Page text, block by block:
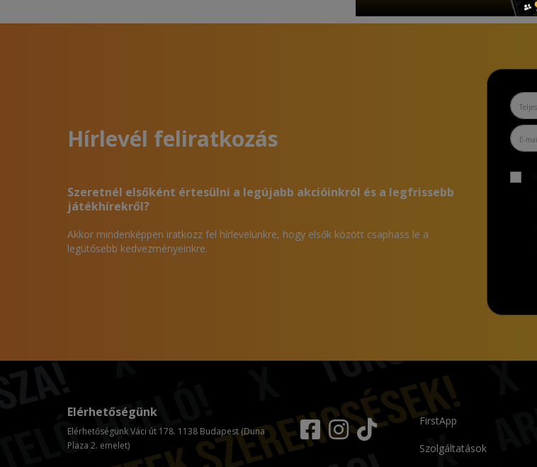
Hírlevél feliratkozás
Szeretnél elsőként értesülni a legújabb akcióinkról és a legfrissebb
játékhírekről?
Akkor mindenképpen iratkozz fel hírlevelünkre, hogy elsők között csaphass le a
legütősebb kedvezményeinkre.
FirstApp
Szolgáltatások
Elérhetőségünk
Elérhetőségünk Váci út 178. 1138 Budapest (Duna
Plaza 2. emelet)